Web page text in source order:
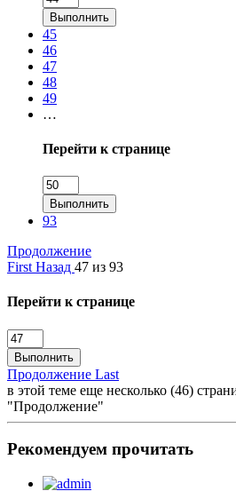
Выполнить
45
46
47
48
49
…
Перейти к странице
Выполнить
93
Продолжение
First Назад 47 из 93
Перейти к странице
Выполнить
Продолжение Last
в этой теме еще несколько (46)
"Продолжение"
Рекомендуем прочитать